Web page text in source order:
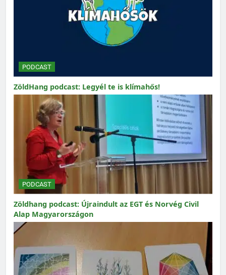
PODCAST
ZöldHang podcast: Legyél te is klímahős!
PODCAST
Zöldhang podcast: Újraindult az EGT és Norvég Civil
Alap Magyarországon